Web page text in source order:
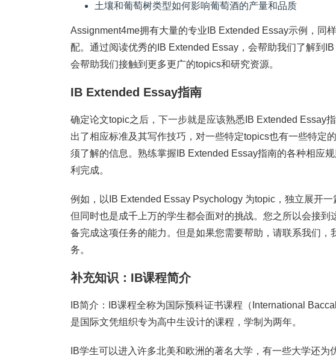
土壤和葡萄树类型如何影响葡萄酒的产量和品质
Assignment4me拥有大量的专业IB Extended Essay示例，同
配。通过阅读优秀的IB Extended Essay，会帮助我们了解到
会帮助我们接触到更多更广的topics和研究资源。
IB Extended Essay指南
确定论文topic之后，下一步就是应该熟悉IB Extended Essay
出了相应标准及其写作技巧，对一些特定topics也有一些特定
须了解的信息。熟练掌握IB Extended Essay指南的各种相应
利完成。
例如，以IB Extended Essay Psychology 为topic，独立展开
但同时也是成千上万的学生都会面对的挑战。您之所以会接
备完成这项任务的能力。但是如果您需要帮助，请联系我们
务。
补充知识：IB课程简介
IB简介：IB课程全称为国际预科证书课程（International
是国际文凭组织专为高中生设计的课程，学制为两年。
IB学生可以进入许多北美和欧洲的著名大学，有一些大学还